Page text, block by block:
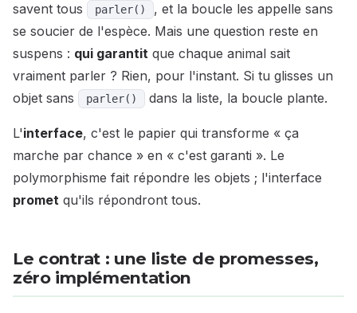
savent tous
parler()
, et la boucle les appelle sans
se soucier de l'espèce. Mais une question reste en
suspens : qui garantit que chaque animal sait
vraiment parler ? Rien, pour l'instant. Si tu glisses un
objet sans
parler() dans la liste, la boucle plante.
L'interface, c'est le papier qui transforme « ça
marche par chance » en « c'est garanti ». Le
polymorphisme fait répondre les objets ; l'interface
promet qu'ils répondront tous.
Le contrat : une liste de promesses,
zéro implémentation